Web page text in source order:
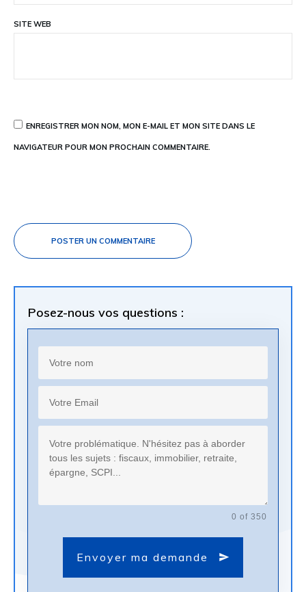
SITE WEB
ENREGISTRER MON NOM, MON E-MAIL ET MON SITE DANS LE
NAVIGATEUR POUR MON PROCHAIN COMMENTAIRE.
POSTER UN COMMENTAIRE
Posez-nous vos questions :
0 of 350
Envoyer ma demande